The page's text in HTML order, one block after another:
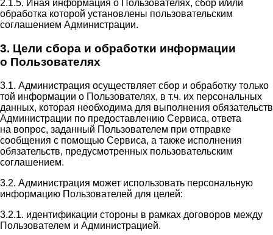
2.1.5. Иная информация о Пользователях, сбор и/или
обработка которой установлены пользовательским
соглашением Администрации.
3. Цели сбора и обработки информации
о Пользователях
3.1. Администрация осуществляет сбор и обработку только
той информации о Пользователях, в т.ч. их персональных
данных, которая необходима для выполнения обязательств
Администрации по предоставлению Сервиса, ответа
на вопрос, заданный Пользователем при отправке
сообщения с помощью Сервиса, а также исполнения
обязательств, предусмотренных пользовательским
соглашением.
3.2. Администрация может использовать персональную
информацию Пользователей для целей:
3.2.1. идентификации стороны в рамках договоров между
Пользователем и Администрацией.